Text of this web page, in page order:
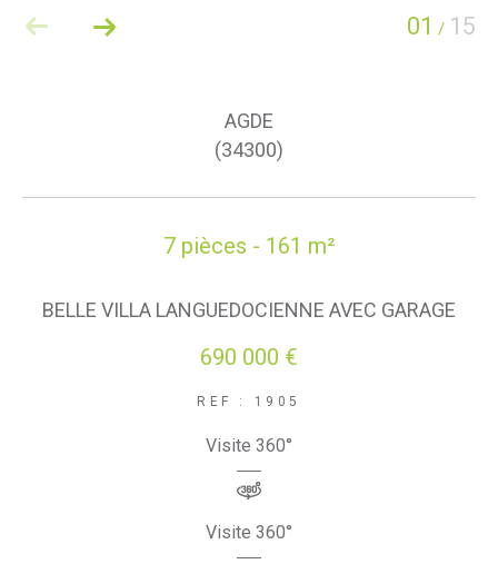
01 / 15
AGDE
(34300)
7 pièces - 161 m²
BELLE VILLA LANGUEDOCIENNE AVEC GARAGE
690 000 €
REF : 1905
Visite 360°
Visite 360°